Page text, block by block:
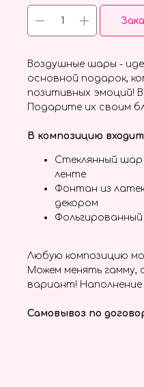
Воздушные шары -
основной подарок,
позитивных эмоций!
Подарите их своим
В композицию
Стеклянный шар
ленте
Фонтан из
декором
Любую композицию
Можем менять гамму,
вариант! Наполнение
Самовывоз по